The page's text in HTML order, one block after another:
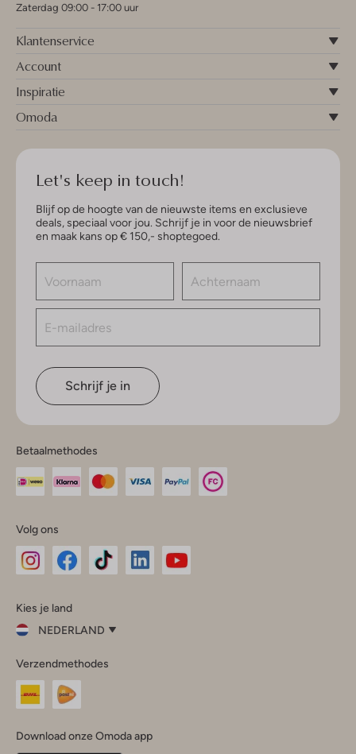
Zaterdag 09:00 - 17:00 uur
Klantenservice
Account
Inspiratie
Omoda
Let's keep in touch!
Blijf op de hoogte van de nieuwste items en exclusieve
deals, speciaal voor jou. Schrijf je in voor de nieuwsbrief
en maak kans op € 150,- shoptegoed.
Schrijf je in
Betaalmethodes
Volg ons
InstagramFacebook
Kies je land
NEDERLAND
je
land
Nederland
Belgique(Français)
Verzendmethodes
Download onze Omoda app